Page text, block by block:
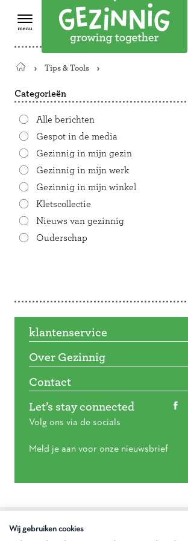
Terug
de
Tips & Tools
Categorieën
Alle berichten
Gespot in de media
Gezinnig in mijn gezin
Gezinnig in mijn werk
Gezinnig in mijn winkel
Kletscollectie
Nieuws van gezinnig
Ouderschap
klantenservice
Over Gezinnig
Contact
Let’s stay connected
Volg ons via de socials
Meld je aan voor onze nieuwsbrief
Wij gebruiken cookies